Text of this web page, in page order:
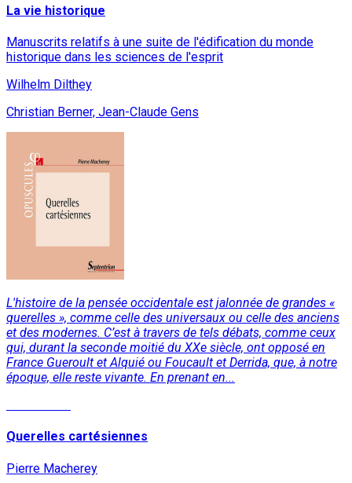
La vie historique
Manuscrits relatifs à une suite de l'édification du monde
historique dans les sciences de l'esprit
Wilhelm Dilthey
Christian Berner, Jean-Claude Gens
L'histoire de la pensée occidentale est jalonnée de grandes «
querelles », comme celle des universaux ou celle des anciens
et des modernes. C’est à travers de tels débats, comme ceux
qui, durant la seconde moitié du XXe siècle, ont opposé en
France Gueroult et Alquié ou Foucault et Derrida, que, à notre
époque, elle reste vivante. En prenant en...
Querelles cartésiennes
Pierre Macherey